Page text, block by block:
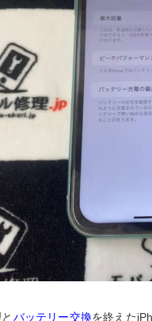
バッテリー交換を終えた